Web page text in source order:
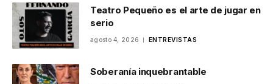
Teatro Pequeño es el arte de jugar en
serio
agosto 4, 2026 ENTREVISTAS
Soberanía inquebrantable